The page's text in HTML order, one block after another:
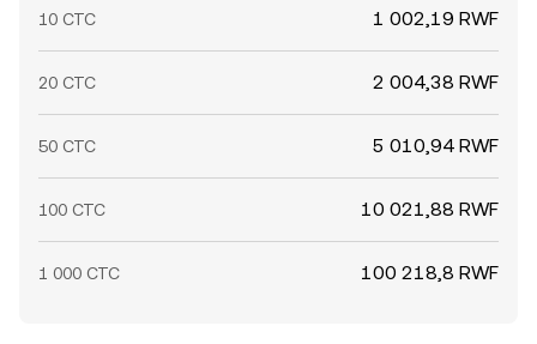
10 CTC 1 002,19 RWF
20 CTC 2 004,38 RWF
50 CTC 5 010,94 RWF
100 CTC 10 021,88 RWF
1 000 CTC 100 218,8 RWF